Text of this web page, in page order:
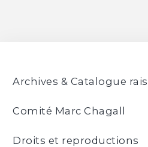
Archives & Catalogue
Comité Marc Chagall
Droits et reproductions